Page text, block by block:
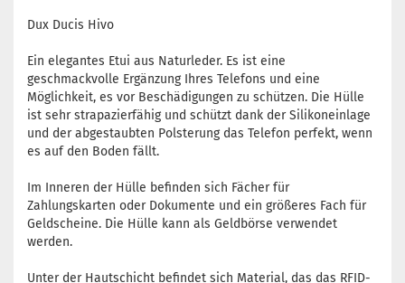
Dux Ducis Hivo
Ein elegantes Etui aus Naturleder. Es ist eine
geschmackvolle Ergänzung Ihres Telefons und eine
Möglichkeit, es vor Beschädigungen zu schützen. Die Hülle
ist sehr strapazierfähig und schützt dank der Silikoneinlage
und der abgestaubten Polsterung das Telefon perfekt, wenn
es auf den Boden fällt.
Im Inneren der Hülle befinden sich Fächer für
Zahlungskarten oder Dokumente und ein größeres Fach für
Geldscheine. Die Hülle kann als Geldbörse verwendet
werden.
Unter der Hautschicht befindet sich Material, das das RFID-